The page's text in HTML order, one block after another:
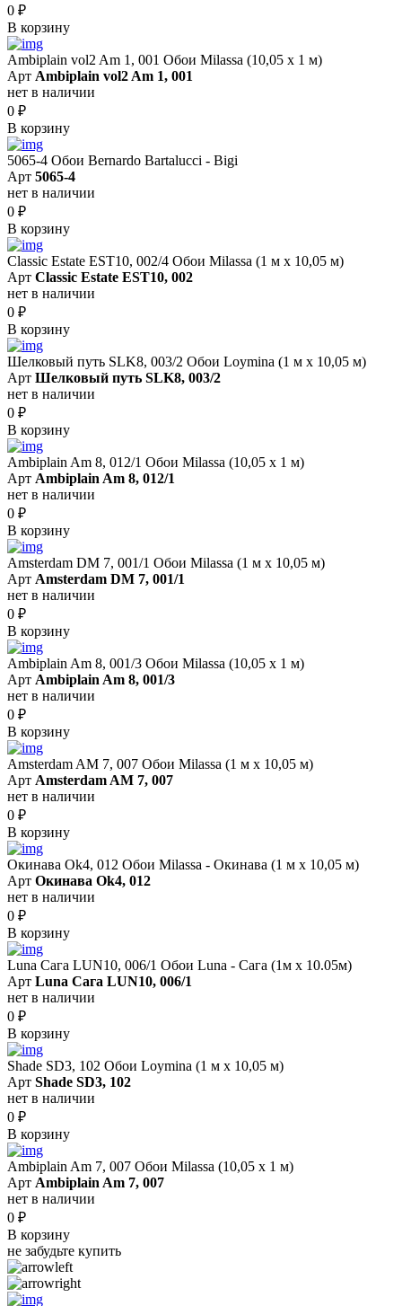
0 ₽
В корзину
Ambiplain vol2 Am 1, 001 Обои Milassa (10,05 х 1 м)
Арт Ambiplain vol2 Am 1, 001
нет в наличии
0 ₽
В корзину
5065-4 Обои Bernardo Bartalucci - Bigi
Арт 5065-4
нет в наличии
0 ₽
В корзину
Classic Estate EST10, 002/4 Обои Milassa (1 м х 10,05 м)
Арт Classic Estate EST10, 002
нет в наличии
0 ₽
В корзину
Шелковый путь SLK8, 003/2 Обои Loymina (1 м х 10,05 м)
Арт Шелковый путь SLK8, 003/2
нет в наличии
0 ₽
В корзину
Ambiplain Am 8, 012/1 Обои Milassa (10,05 х 1 м)
Арт Ambiplain Am 8, 012/1
нет в наличии
0 ₽
В корзину
Amsterdam DM 7, 001/1 Обои Milassa (1 м х 10,05 м)
Арт Amsterdam DM 7, 001/1
нет в наличии
0 ₽
В корзину
Ambiplain Am 8, 001/3 Обои Milassa (10,05 х 1 м)
Арт Ambiplain Am 8, 001/3
нет в наличии
0 ₽
В корзину
Amsterdam AM 7, 007 Обои Milassa (1 м х 10,05 м)
Арт Amsterdam AM 7, 007
нет в наличии
0 ₽
В корзину
Окинава Ok4, 012 Обои Milassa - Окинава (1 м х 10,05 м)
Арт Окинава Ok4, 012
нет в наличии
0 ₽
В корзину
Luna Сага LUN10, 006/1 Обои Luna - Сага (1м х 10.05м)
Арт Luna Сага LUN10, 006/1
нет в наличии
0 ₽
В корзину
Shade SD3, 102 Обои Loymina (1 м х 10,05 м)
Арт Shade SD3, 102
нет в наличии
0 ₽
В корзину
Ambiplain Am 7, 007 Обои Milassa (10,05 х 1 м)
Арт Ambiplain Am 7, 007
нет в наличии
0 ₽
В корзину
не забудьте купить